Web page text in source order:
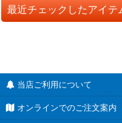
最近チェックしたアイテ
当店ご利用について
オンラインでのご注文案内